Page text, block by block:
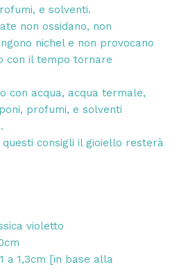
e solventi.
non ossidano, non
nichel e non provocano
con il tempo tornare
con acqua, acqua termale,
profumi, e solventi
consigli il gioiello resterà
violetto
a 1,3cm [in base alla